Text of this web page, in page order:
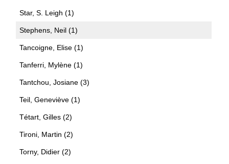
Star, S. Leigh (1)
Stephens, Neil (1)
Tancoigne, Elise (1)
Tanferri, Mylène (1)
Tantchou, Josiane (3)
Teil, Geneviève (1)
Tétart, Gilles (2)
Tironi, Martin (2)
Torny, Didier (2)